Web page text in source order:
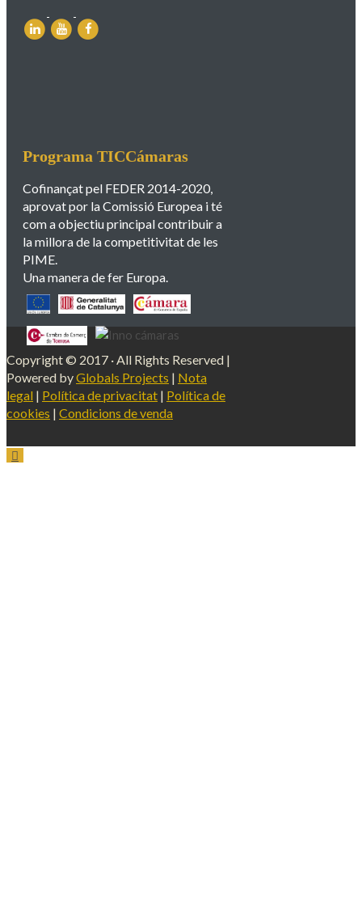
Programa TICCámaras
Cofinançat pel FEDER 2014-2020,
aprovat por la Comissió Europea i té
com a objectiu principal contribuir a
la millora de la competitivitat de les
PIME.
Una manera de fer Europa.
Copyright © 2017 · All Rights Reserved |
Powered byGlobals Projects | Nota
legal | Política de privacitat | Política de
cookies | Condicions de venda